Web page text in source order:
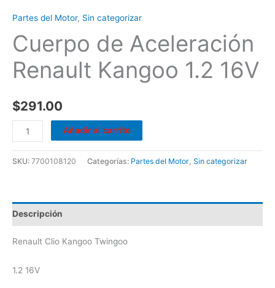
Partes del Motor, Sin categorizar
Cuerpo de Aceleración
Renault Kangoo 1.2 16V
$291.00
Añadir al carrito
SKU: 7700108120 Categorías: Partes del Motor, Sin categorizar
Descripción
Renault Clio Kangoo Twingoo
1.2 16V